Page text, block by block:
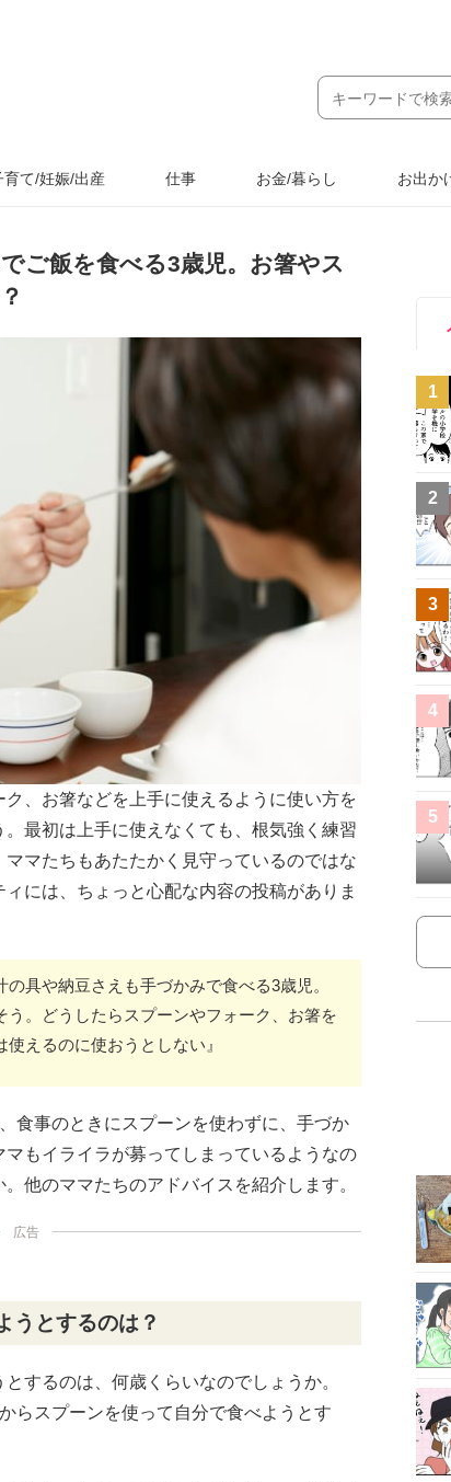
育て/妊娠/出産 仕事 お金/暮らし お出か
ご飯を食べる3歳児。お箸やス
、お箸などを上手に使えるように使い方を
最初は上手に使えなくても、根気強く練習
マたちもあたたかく見守っているのではな
には、ちょっと心配な内容の投稿がありま
具や納豆さえも手づかみで食べる3歳児。
。どうしたらスプーンやフォーク、お箸を
えるのに使おうとしない』
食事のときにスプーンを使わずに、手づか
もイライラが募ってしまっているようなの
他のママたちのアドバイスを紹介します。
広告
うとするのは？
するのは、何歳くらいなのでしょうか。
らスプーンを使って自分で食べようとす
1
2
3
4
5